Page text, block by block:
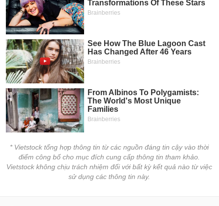
* Vietstock tổng hợp thông tin từ các nguồn đáng tin cậy vào thời
điểm công bố cho mục đích cung cấp thông tin tham khảo.
Vietstock không chịu trách nhiệm đối với bất kỳ kết quả nào từ việc
sử dụng các thông tin này.